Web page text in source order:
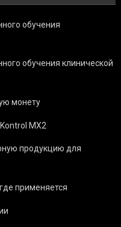
обучения
обучения клинической
монету
MX2
продукцию для
применяется